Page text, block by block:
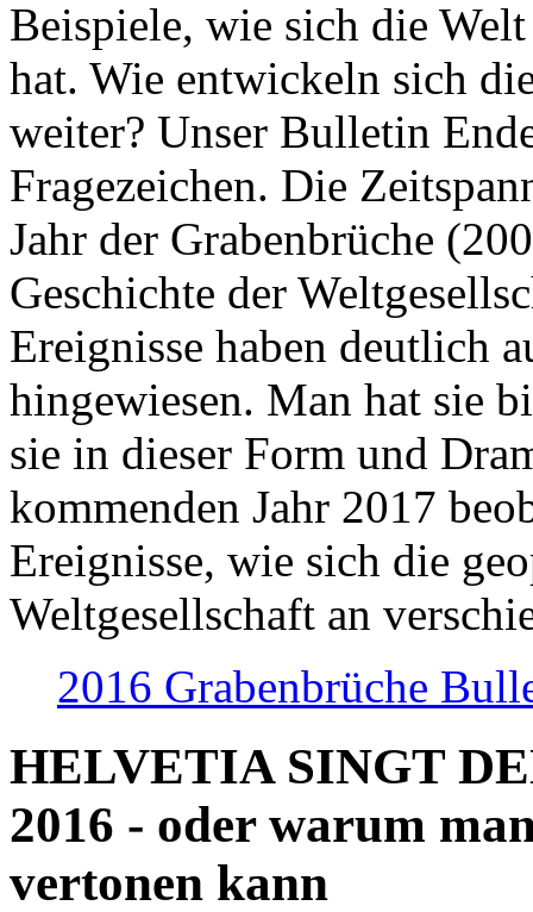
Beispiele, wie sich die
hat. Wie entwickeln sich
weiter? Unser Bulletin
Fragezeichen. Die
Jahr der Grabenbrüche
Geschichte der
Ereignisse haben deutlich
hingewiesen. Man hat sie
sie in dieser Form und
kommenden Jahr 2017
Ereignisse, wie sich die
Weltgesellschaft an
2016 Grabenbrüche
HELVETIA SINGT
2016 - oder warum
vertonen kann